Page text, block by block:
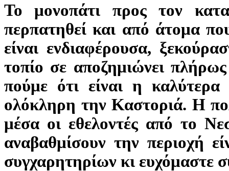
Το μονοπάτι προς τον
περπατηθεί και από άτομα
είναι ενδιαφέρουσα,
τοπίο σε αποζημιώνει
πούμε ότι είναι η
ολόκληρη την Καστοριά. Η
μέσα οι εθελοντές από το
αναβαθμίσουν την περιοχή
συγχαρητηρίων κι ευχόμαστε